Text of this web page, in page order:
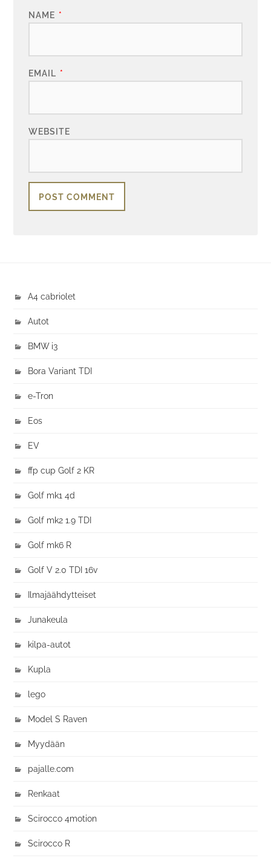
NAME *
EMAIL *
WEBSITE
A4 cabriolet
Autot
BMW i3
Bora Variant TDI
e-Tron
Eos
EV
ffp cup Golf 2 KR
Golf mk1 4d
Golf mk2 1.9 TDI
Golf mk6 R
Golf V 2.0 TDI 16v
Ilmajäähdytteiset
Junakeula
kilpa-autot
Kupla
lego
Model S Raven
Myydään
pajalle.com
Renkaat
Scirocco 4motion
Scirocco R